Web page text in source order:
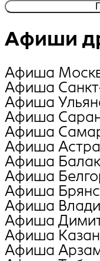
Афиши
Афиша
Афиша
Афиша
Афиша
Афиша
Афиша
Афиша
Афиша
Афиша
Афиша
Афиша
Афиша
Афиша